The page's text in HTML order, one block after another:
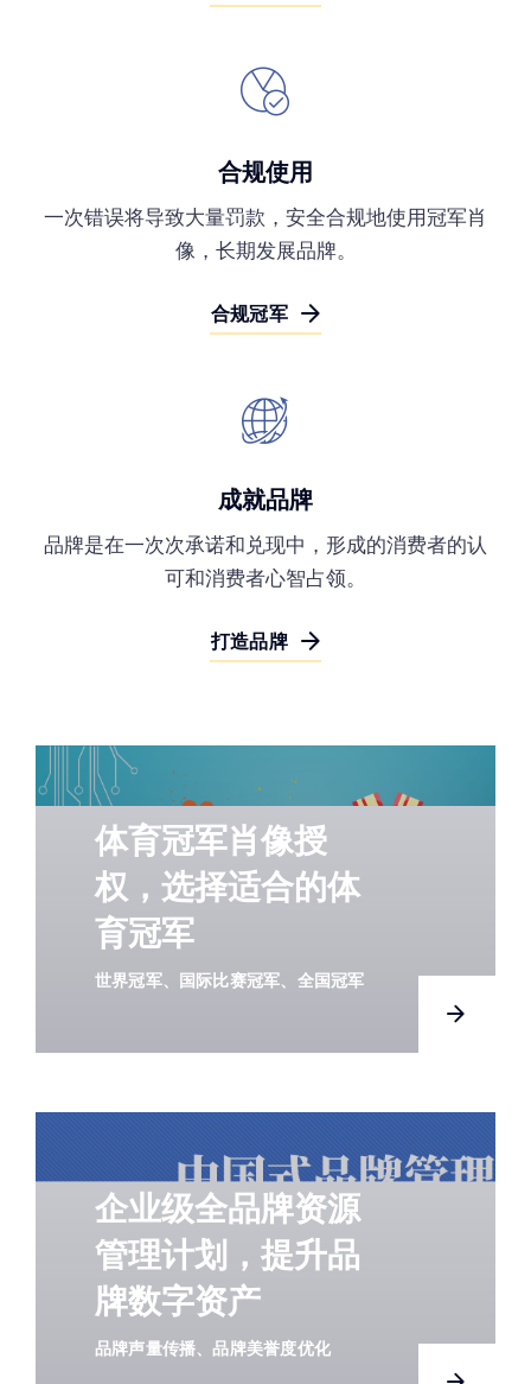
合规使用
一次错误将导致大量罚款，安全合规地使用冠军肖
像，长期发展品牌。
合规冠军
成就品牌
品牌是在一次次承诺和兑现中，形成的消费者的认
可和消费者心智占领。
打造品牌
体育冠军肖像授
权，选择适合的体
育冠军
世界冠军、国际比赛冠军、全国冠军
企业级全品牌资源
管理计划，提升品
牌数字资产
品牌声量传播、品牌美誉度优化